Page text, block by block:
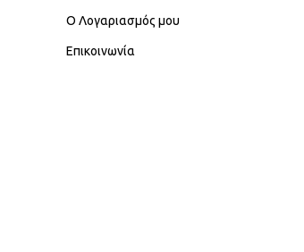
Ο Λογαριασμός μου
Επικοινωνία